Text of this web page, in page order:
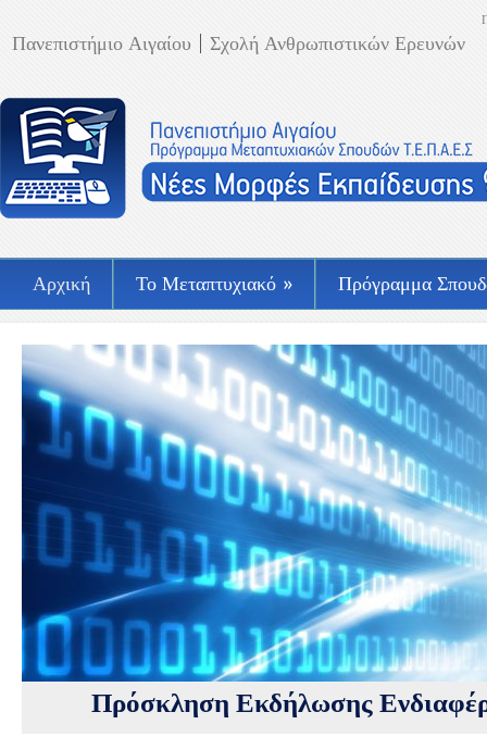
Πανεπιστήμιο Αιγαίου Σχολή Ανθρωπιστικών Ερευνών
Αρχική Το Μεταπτυχιακό » Πρόγραμμα
Πρόσκληση Εκδήλωσης